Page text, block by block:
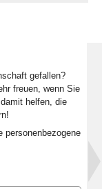
gefallen?
freuen, wenn Sie
helfen, die
personenbezogene